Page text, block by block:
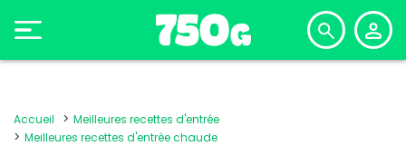
Accueil
Meilleures recettes d'entrée
Meilleures recettes d'entrée chaude